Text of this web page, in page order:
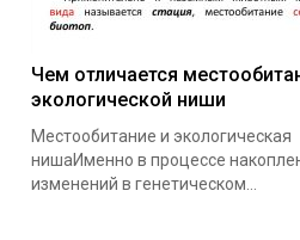
Чем отличается
экологической ниши
Местообитание и экологическая
нишаИменно в процессе
изменений в генетическом…